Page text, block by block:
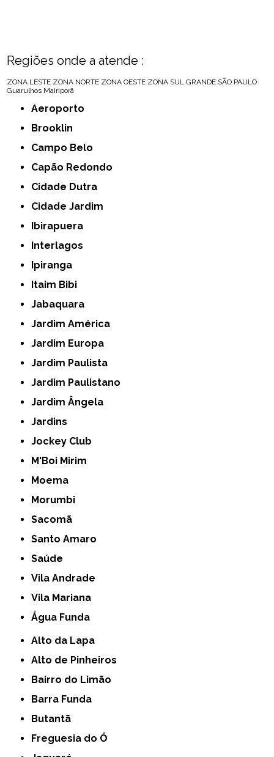
Regiões onde a atende :
ZONA LESTE ZONA NORTE ZONA OESTE ZONA SUL GRANDE SÃO PAULO
Guarulhos Mairiporã
Aeroporto
Brooklin
Campo Belo
Capão Redondo
Cidade Dutra
Cidade Jardim
Ibirapuera
Interlagos
Ipiranga
Itaim Bibi
Jabaquara
Jardim América
Jardim Europa
Jardim Paulista
Jardim Paulistano
Jardim Ângela
Jardins
Jockey Club
M'Boi Mirim
Moema
Morumbi
Sacomã
Santo Amaro
Saúde
Vila Andrade
Vila Mariana
Água Funda
Alto da Lapa
Alto de Pinheiros
Bairro do Limão
Barra Funda
Butantã
Freguesia do Ó